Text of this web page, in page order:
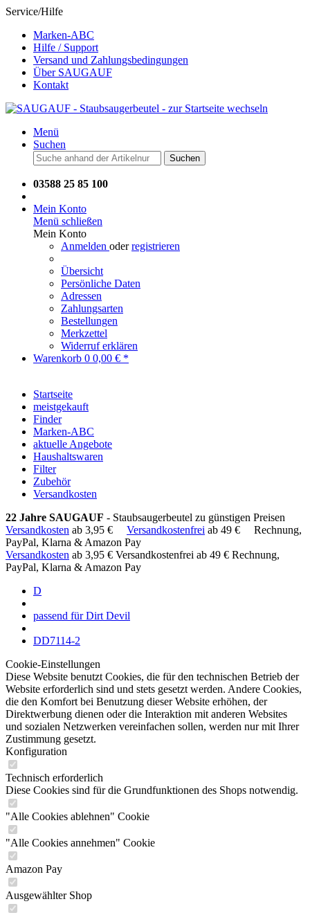
Service/Hilfe
Marken-ABC
Hilfe / Support
Versand und Zahlungsbedingungen
Über SAUGAUF
Kontakt
Menü
Suchen
Suchen
03588 25 85 100
Mein Konto
Menü schließen
Mein Konto
Anmelden oderregistrieren
Übersicht
Persönliche Daten
Adressen
Zahlungsarten
Bestellungen
Merkzettel
Widerruf erklären
Warenkorb 0 0,00 € *
Startseite
meistgekauft
Finder
Marken-ABC
aktuelle Angebote
Haushaltswaren
Filter
Zubehör
Versandkosten
22 Jahre SAUGAUF - Staubsaugerbeutel zu günstigen Preisen
Versandkosten ab 3,95 € Versandkostenfrei ab 49 €
Rechnung,
PayPal, Klarna & Amazon Pay
Versandkosten ab 3,95 € Versandkostenfrei ab 49 € Rechnung,
PayPal, Klarna & Amazon Pay
D
passend für Dirt Devil
DD7114-2
Cookie-Einstellungen
Diese Website benutzt Cookies, die für den technischen Betrieb der
Website erforderlich sind und stets gesetzt werden. Andere Cookies,
die den Komfort bei Benutzung dieser Website erhöhen, der
Direktwerbung dienen oder die Interaktion mit anderen Websites
und sozialen Netzwerken vereinfachen sollen, werden nur mit Ihrer
Zustimmung gesetzt.
Konfiguration
Technisch erforderlich
Diese Cookies sind für die Grundfunktionen des Shops notwendig.
"Alle Cookies ablehnen" Cookie
"Alle Cookies annehmen" Cookie
Amazon Pay
Ausgewählter Shop